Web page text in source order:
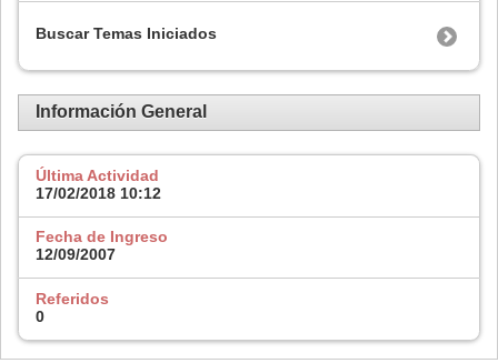
Buscar Temas Iniciados
Información General
Última Actividad
17/02/2018 10:12
Fecha de Ingreso
12/09/2007
Referidos
0